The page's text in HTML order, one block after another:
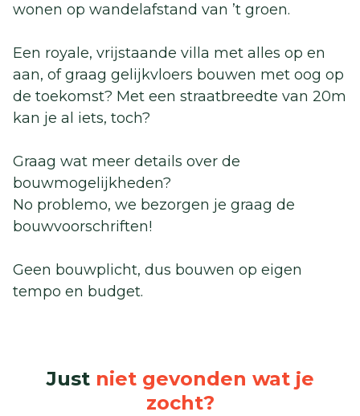
wonen op wandelafstand van ’t groen.
Een royale, vrijstaande villa met alles op en
aan, of graag gelijkvloers bouwen met oog op
de toekomst? Met een straatbreedte van 20m
kan je al iets, toch?
Graag wat meer details over de
bouwmogelijkheden?
No problemo, we bezorgen je graag de
bouwvoorschriften!
Geen bouwplicht, dus bouwen op eigen
tempo en budget.
Just niet gevonden wat je
zocht?